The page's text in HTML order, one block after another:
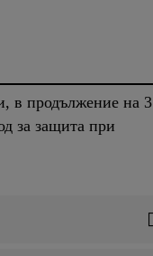
в продължение на 3
за защита при